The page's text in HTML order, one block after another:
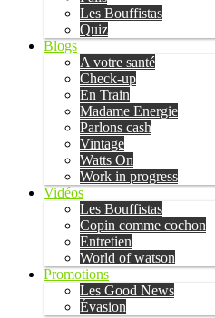
Les Bouffistas
Quiz
Blogs
A votre santé
Check-up
En Train
Madame Energie
Parlons cash
Vintage
Watts On
Work in progress
Vidéos
Les Bouffistas
Copin comme cochon
Entretien
World of watson
Promotions
Les Good News
Évasion